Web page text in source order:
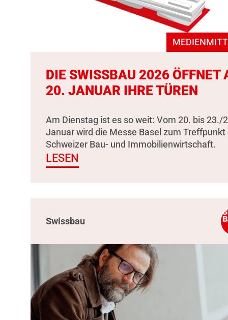
DIE SWISSBAU 2026 ÖFFNET
20. JANUAR IHRE TÜREN
Am Dienstag ist es so weit: Vom 20. bis 23./
Januar wird die Messe Basel zum Treffpunkt
Schweizer Bau- und Immobilienwirtschaft.
LESEN
Swissbau